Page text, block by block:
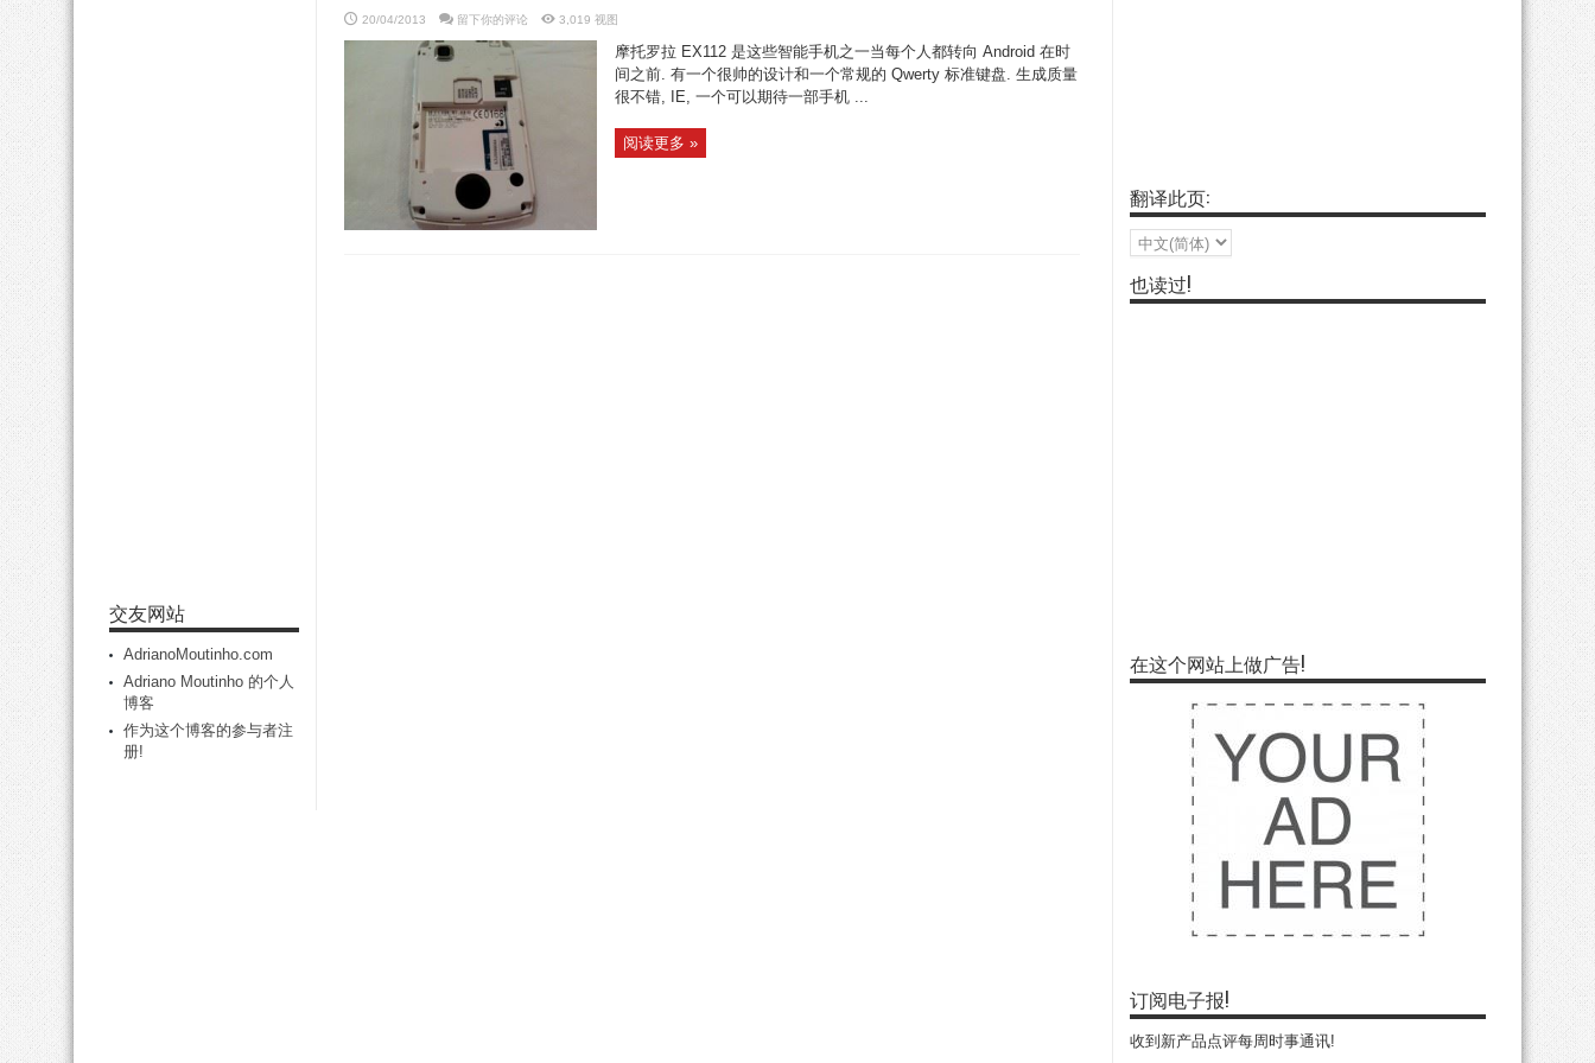
20/04/2013 留下你的评论 3,019 视图
摩托罗拉 EX112 是这些智能手机之一当每个人都转向 Android 在时
间之前. 有一个很帅的设计和一个常规的 Qwerty 标准键盘. 生成质量
很不错, IE, 一个可以期待一部手机 ...
阅读更多 »
交友网站
AdrianoMoutinho.com
Adriano Moutinho 的个人
博客
作为这个博客的参与者注
册!
翻译此页:
也读过!
在这个网站上做广告!
订阅电子报!
收到新产品点评每周时事通讯!